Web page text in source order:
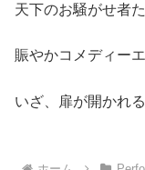
天下のお騒がせ者
賑やかコメディー
いざ、扉が開かれ